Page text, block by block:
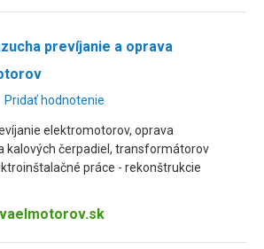
prevíjanie a oprava
Pridať hodnotenie
elektromotorov, oprava
kalových čerpadiel, transformátorov
práce - rekonštrukcie